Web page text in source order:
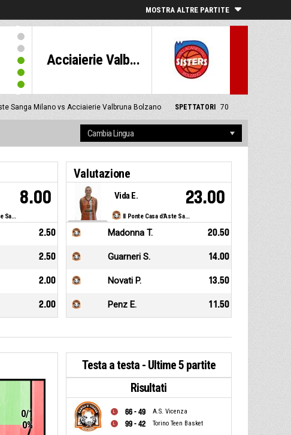
MOSTRA ALTRE PARTITE
Acciaierie Valb...
Sanga Milano vs Acciaierie Valbruna Bolzano SPETTATORI 70
Il Ponte Casa d'Aste Sanga Milano
8.00
2.50
2.50
2.00
2.00
Valutazione
Il Ponte Casa d'Aste Sanga Milano
Vida E. 23.00
Madonna T. 20.50
Guarneri S. 14.00
Novati P. 13.50
Penz E. 11.50
0/1
0%
Testa a testa - Ultime 5 partite
Risultati
66 - 49 A.S. Vicenza
99 - 42 Torino Teen Basket